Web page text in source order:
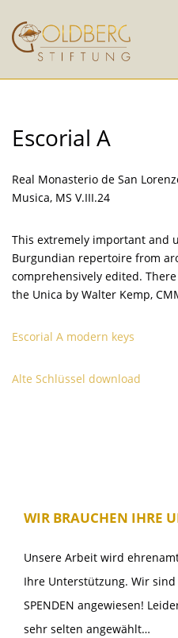
Escorial A
Real Monasterio de San
Musica, MS V.III.24
This extremely important and
Burgundian repertoire from
comprehensively edited.
the Unica by Walter Kemp,
Escorial A modern keys
Alte Schlüssel download
WIR BRAUCHEN IHRE
Unsere Arbeit wird
Ihre Unterstützung. Wir
SPENDEN angewiesen!
sehr selten angewählt…